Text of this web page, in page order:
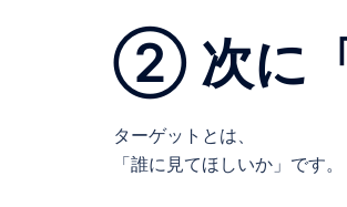
② 次に「
ターゲットとは、
「誰に見てほしいか」です。